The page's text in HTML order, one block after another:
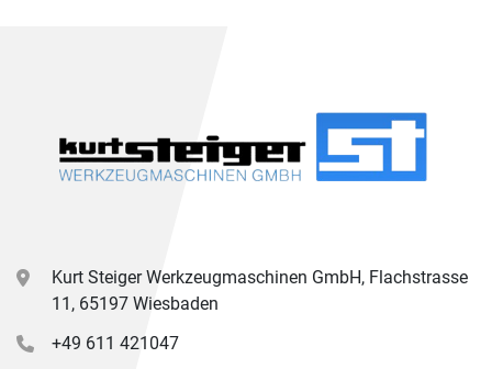
Kurt Steiger Werkzeugmaschinen GmbH, Flachstrasse
11, 65197 Wiesbaden
+49 611 421047